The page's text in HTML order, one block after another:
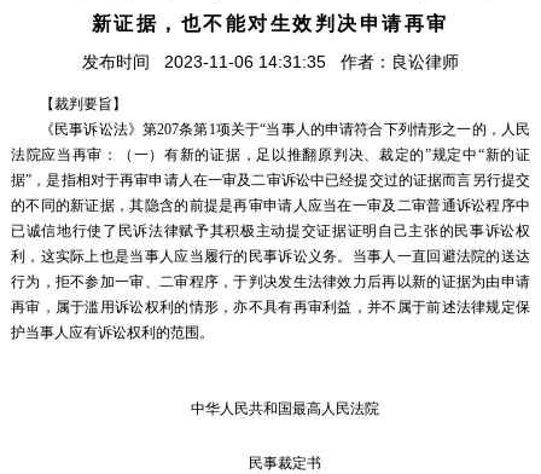
新证据，也不能对生效判决申请再审
发布时间 2023-11-06 14:31:35 作者：良讼律师
【裁判要旨】
《民事诉讼法》第207条第1项关于“当事人的申请符合下列情形之一的，人民
法院应当再审：（一）有新的证据，足以推翻原判决、裁定的”规定中“新的证
据”，是指相对于再审申请人在一审及二审诉讼中已经提交过的证据而言另行提交
的不同的新证据，其隐含的前提是再审申请人应当在一审及二审普通诉讼程序中
已诚信地行使了民诉法律赋予其积极主动提交证据证明自己主张的民事诉讼权
利，这实际上也是当事人应当履行的民事诉讼义务。当事人一直回避法院的送达
行为，拒不参加一审、二审程序，于判决发生法律效力后再以新的证据为由申请
再审，属于滥用诉讼权利的情形，亦不具有再审利益，并不属于前述法律规定保
护当事人应有诉讼权利的范围。
中华人民共和国最高人民法院
民事裁定书